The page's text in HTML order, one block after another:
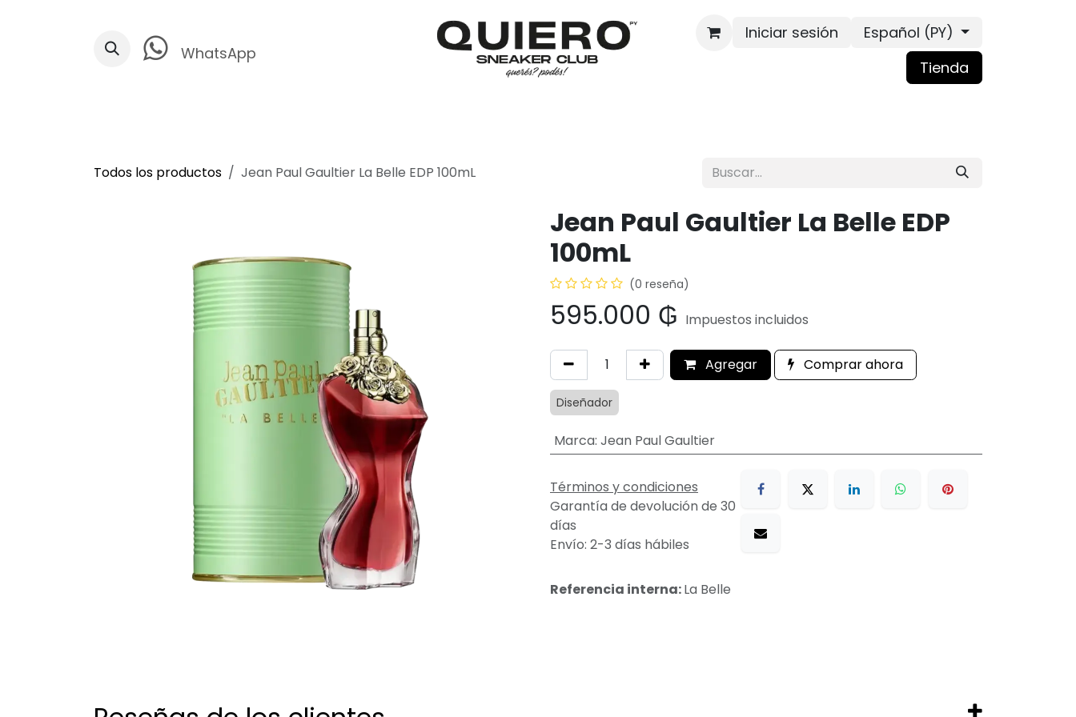
WhatsApp
Iniciar sesión
Español (PY)
Tienda
Todos los productos Jean Paul Gaultier La Belle EDP 100mL
Jean Paul Gaultier La Belle EDP
100mL
(0 reseña)
595.000 ₲ Impuestos incluidos
Agregar Comprar ahora
Diseñador
Marca: Jean Paul Gaultier
Términos y condiciones
Garantía de devolución de 30
días
Envío: 2-3 días hábiles
Referencia interna:La Belle